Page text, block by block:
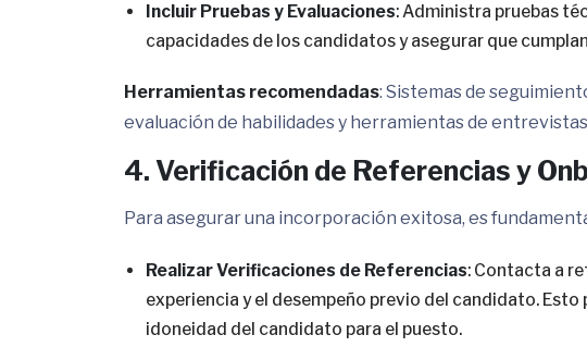
Incluir Pruebas y Evaluaciones: Administra pruebas
capacidades de los candidatos y asegurar que
Herramientas recomendadas: Sistemas de
evaluación de habilidades y herramientas de
4. Verificación de Referencias y
Para asegurar una incorporación exitosa, es
Realizar Verificaciones de Referencias: Contacta a
experiencia y el desempeño previo del candidato.
idoneidad del candidato para el puesto.